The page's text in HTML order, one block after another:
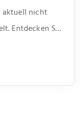
aktuell nicht
Entdecken Sie